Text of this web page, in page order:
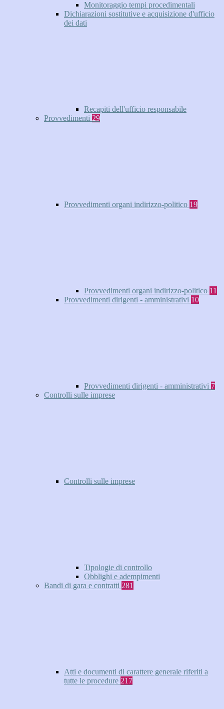
Monitoraggio tempi procedimentali
Dichiarazioni sostitutive e acquisizione d'ufficio
dei dati
Recapiti dell'ufficio responsabile
Provvedimenti 29
Provvedimenti organi indirizzo-politico 19
Provvedimenti organi indirizzo-politico 11
Provvedimenti dirigenti - amministrativi 10
Provvedimenti dirigenti - amministrativi 7
Controlli sulle imprese
Controlli sulle imprese
Tipologie di controllo
Obblighi e adempimenti
Bandi di gara e contratti 281
Atti e documenti di carattere generale riferiti a
tutte le procedure 217